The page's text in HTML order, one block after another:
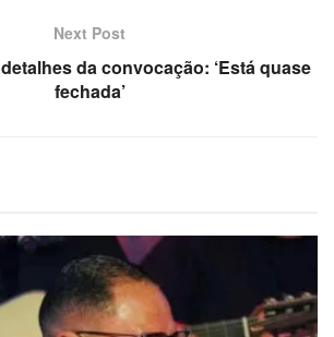
Next Post
da convocação: ‘Está quase
fechada’